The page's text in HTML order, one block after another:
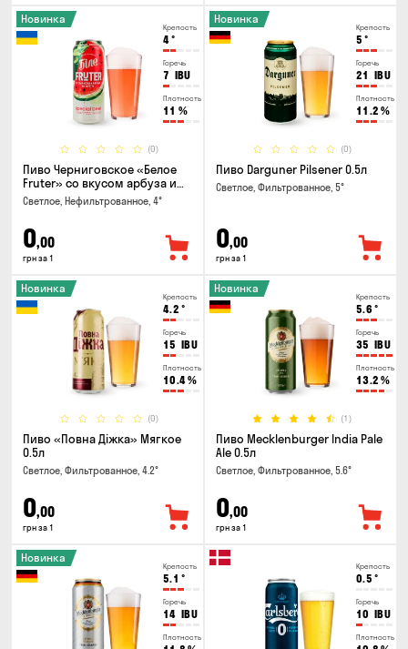
Крепость
4°
Горечь
7 IBU
Плотность
11 %
(0)
Новинка
Пиво Черниговское «Белое
Fruter» со вкусом арбуза и
мяты 0.5л
Светлое, Нефильтрованное, 4°
0,00
грн за 1
Крепость
5 °
Горечь
21 IBU
Плотность
11.2 %
(0)
Новинка
Пиво Darguner Pilsener 0.5л
Светлое, Фильтрованное, 5°
0,00
грн за 1
Крепость
4.2 °
Горечь
15 IBU
Плотность
10.4%
(0)
Новинка
Пиво «Повна Діжка» Мягкое
0.5л
Светлое, Фильтрованное, 4.2°
0,00
грн за 1
Крепость
5.6 °
Горечь
35 IBU
Плотность
13.2 %
(1)
Новинка
Пиво Mecklenburger India Pale
Ale 0.5л
Светлое, Фильтрованное, 5.6°
0,00
грн за 1
Крепость
5.1 °
Горечь
14 IBU
Плотность
Новинка
Крепость
0.5 °
Горечь
10 IBU
Плотность